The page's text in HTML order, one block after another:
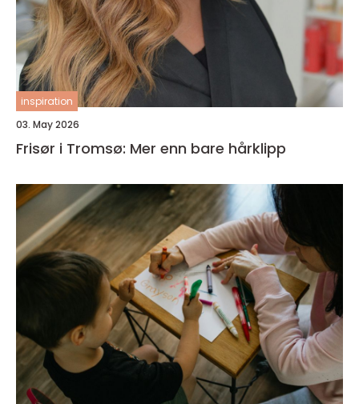
inspiration
03. May 2026
Frisør i Tromsø: Mer enn bare hårklipp